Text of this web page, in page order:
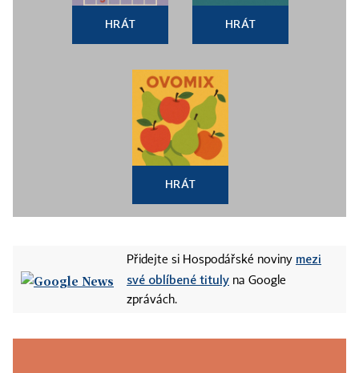
HRÁT HRÁT
HRÁT
Přidejte si Hospodářské noviny mezi
své oblíbené tituly na Google
zprávách.